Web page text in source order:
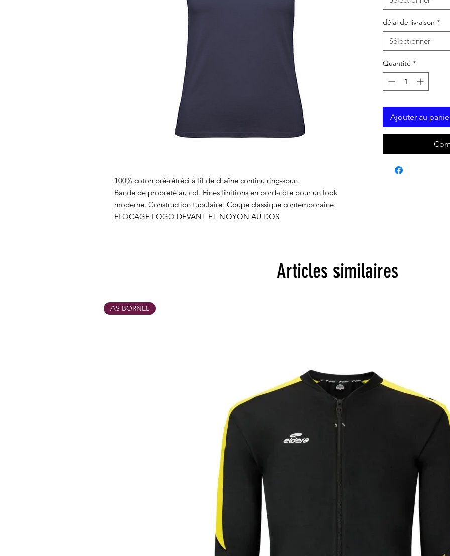
100% coton pré-rétréci à fil de chaîne continu ring-spun.
Bande de propreté au col. Fines finitions en bord-côte pour un look
moderne. Construction tubulaire. Coupe classique contemporaine.
FLOCAGE LOGO DEVANT ET NOYON AU DOS
délai de livraison *
Sélectionner
Quantité *
Ajouter au
Articles similaires
AS BORNEL